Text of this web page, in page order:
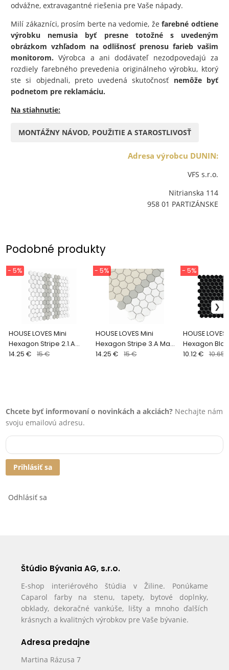
odvážne, extravagantné riešenia pre Vaše nápady.
Milí zákazníci, prosím berte na vedomie, žefarebné odtiene
výrobku nemusia byť presne totožné s uvedeným
obrázkom vzhľadom na odlišnosť prenosu farieb vašim
monitorom.Výrobca a ani dodávateľ nezodpovedajú za
rozdiely farebného prevedenia originálneho výrobku, ktorý
ste si objednali, preto uvedená skutočnosť nemôže byť
podnetom pre reklamáciu.
Na stiahnutie:
MONTÁŽNY NÁVOD, POUŽITIE A STAROSTLIVOSŤ
Adresa výrobcu DUNIN:
VFS s.r.o.
Nitrianska 114
958 01 PARTIZÁNSKE
Podobné produkty
HOUSE LOVES Mini
Hexagon Stripe 2.1.A
Matt Gresové mozaiky
- 5%
14.25 € 15 €
HOUSE LOVES Mini
Hexagon Stripe 3.A Matt
Gresové mozaiky DUNIN
- 5%
14.25 € 15 €
HOUSE
Hexagon
Gresové
- 5%
10.12 € 10.65
Chcete byť informovaní o novinkách a akciách? Nechajte nám
svoju emailovú adresu.
Prihlásiť sa
Odhlásiť sa
Štúdio Bývania AG, s.r.o.
E-shop interiérového štúdia v Žiline. Ponúkame
Caparol farby na stenu, tapety, bytové doplnky,
obklady, dekoračné vankúše, lišty a mnoho ďalších
krásnych a kvalitných výrobkov pre Vaše bývanie.
Adresa predajne
Martina Rázusa 7